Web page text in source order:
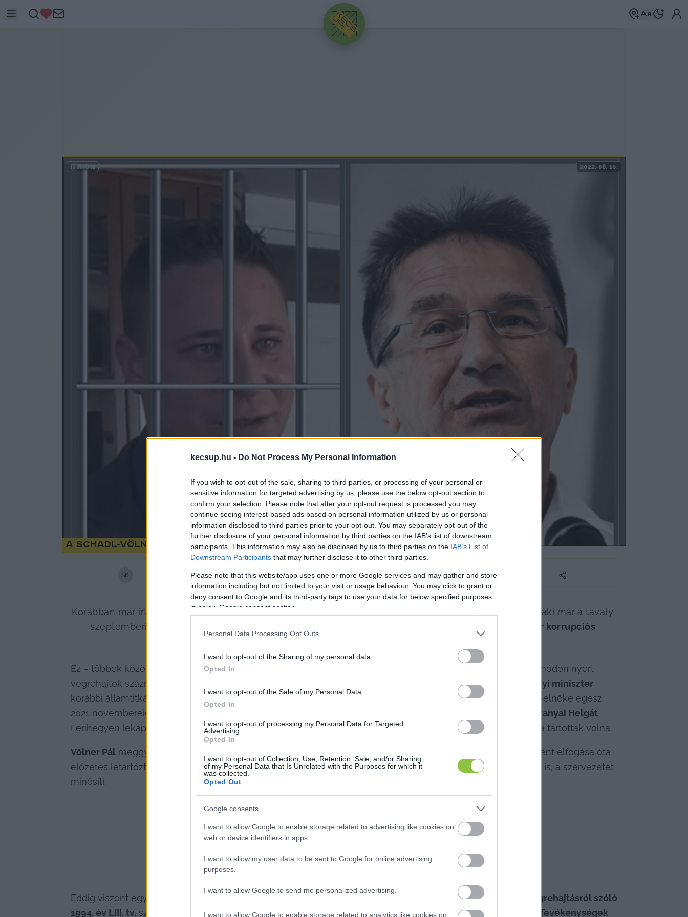
kecsup.hu - Do Not Process My Personal Information
If you wish to opt-out of the sale, sharing to third parties, or processing of your personal or
sensitive information for targeted advertising by us, please use the below opt-out section to
confirm your selection. Please note that after your opt-out request is processed you may
continue seeing interest-based ads based on personal information utilized by us or personal
information disclosed to third parties prior to your opt-out. You may separately opt-out of the
further disclosure of your personal information by third parties on the IAB’s list of downstream
participants. This information may also be disclosed by us to third parties on the IAB’s List of
Downstream Participants that may further disclose it to other third parties.
Please note that this website/app uses one or more Google services and may gather and store
information including but not limited to your visit or usage behaviour. You may click to grant or
deny consent to Google and its third-party tags to use your data for below specified purposes
in below Google consent section.
Personal Data Processing Opt Outs
I want to opt-out of the Sharing of my personal data.
Opted In
I want to opt-out of the Sale of my Personal Data.
Opted In
I want to opt-out of processing my Personal Data for Targeted
Advertising.
Opted In
I want to opt-out of Collection, Use, Retention, Sale, and/or Sharing
of my Personal Data that Is Unrelated with the Purposes for which it
was collected.
Opted Out
Google consents
I want to allow Google to enable storage related to advertising like cookies on
web or device identifiers in apps.
I want to allow my user data to be sent to Google for online advertising
purposes.
I want to allow Google to send me personalized advertising.
I want to allow Google to enable storage related to analytics like cookies on
HIRDETÉS
ITTHON 2022. 08. 10.
A Schadl-Völner-ügy: harangoztak a végrehajtók letartóztatott elnökének
SK 2perc
Korábban már írtunk a
, illetve említettük, hogy olyan új végrehajtót neveztek ki, aki már a tavaly
szeptemberi végrehajtói pályázatra is jelentkezett, amikor még javában dübörgött
Schadl és Völner korrupciós
Ez – többek között – azt jelentette, hogy a végrehajtói pozíciókat meg lehetett vásárolni, így az ilyen bűnös módon nyert
végrehajtók százmilliós összeget fizettek Schadlnak, aki az ügyészség gyanúja szerint
Varga Judit igazságügyi miniszter
korábbi államtitkárát,
is lefizette. A fideszes politikus és a Magyar Bírósági Végrehajtó Kar (MBVK)
elnöke egész
2021 novemberéig stratégiai nyugalommal bűnözhettek, egész addig, amíg Schadlt és feleségét,
Schadl-Baranyai Helgát
Ferihegyen lekapcsolták, miközben nagy mennyiségű készpénz és diplomata útleveleik birtokában Dubaiba tartottak volna.
Völner Pál meggyanúsítása óta szabadlábon védekezik, ellentétben
, aki viszont a repülőtéren történt elfogása óta
előzetes letartóztatásban csücsül. Az, hogy Schadl György a korrupt és bűnöző MBVK elnöke
lehet továbbra is, a szervezetet
minősíti.
Eddig viszont egyetlen orgánum sem írta meg azt, hogy Schadl végrehajtói karrierjének lőttek. A bírósági végrehajtásról szóló
1994. év LIII. tv. szerint a végrehajtói szolgálat megszűnik, ha a bírósági végrehajtást felügyelő Szabályozott Tevékenységek